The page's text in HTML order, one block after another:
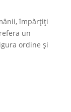
împărțiți
un
ordine și